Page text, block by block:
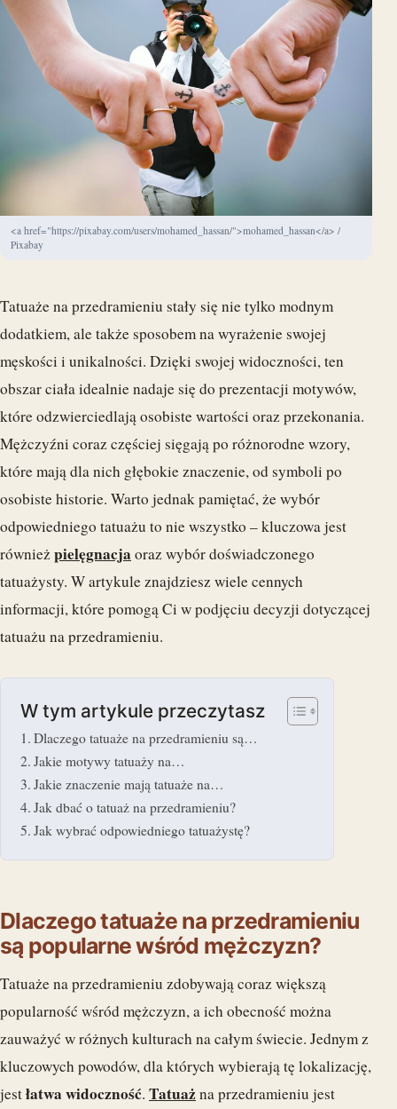
<a href="https://pixabay.com/users/mohamed_hassan/">mohamed_hassan</a> /
Pixabay
Tatuaże na przedramieniu stały się nie tylko modnym
dodatkiem, ale także sposobem na wyrażenie swojej
męskości i unikalności. Dzięki swojej widoczności, ten
obszar ciała idealnie nadaje się do prezentacji motywów,
które odzwierciedlają osobiste wartości oraz przekonania.
Mężczyźni coraz częściej sięgają po różnorodne wzory,
które mają dla nich głębokie znaczenie, od symboli po
osobiste historie. Warto jednak pamiętać, że wybór
odpowiedniego tatuażu to nie wszystko – kluczowa jest
równieżpielęgnacja oraz wybór doświadczonego
tatuażysty. W artykule znajdziesz wiele cennych
informacji, które pomogą Ci w podjęciu decyzji dotyczącej
tatuażu na przedramieniu.
W tym artykule przeczytasz
Dlaczego tatuaże na przedramieniu są…
Jakie motywy tatuaży na…
Jakie znaczenie mają tatuaże na…
Jak dbać o tatuaż na przedramieniu?
Jak wybrać odpowiedniego tatuażystę?
Dlaczego tatuaże na przedramieniu
są popularne wśród mężczyzn?
Tatuaże na przedramieniu zdobywają coraz większą
popularność wśród mężczyzn, a ich obecność można
zauważyć w różnych kulturach na całym świecie. Jednym z
kluczowych powodów, dla których wybierają tę lokalizację,
jestłatwa widoczność. Tatuażna przedramieniu jest